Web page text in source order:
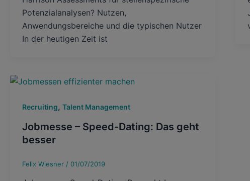
Potenzialanalysen? Nutzen,
Anwendungsbereiche und die typischen Nutzer
In der heutigen Zeit ist
Recruiting, Talent Management
Jobmesse – Speed-Dating: Das geht
besser
Felix Wiesner / 01/07/2019